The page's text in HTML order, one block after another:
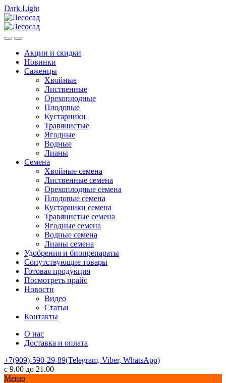
Dark Light
Skip
to
navigation
Skip
to
content
Акции и скидки
Новинки
Саженцы
Хвойные
Лиственные
Орехоплодные
Плодовые
Кустарники
Травянистые
Ягодные
Водные
Лианы
Семена
Хвойные семена
Лиственные семена
Орехоплодные семена
Плодовые семена
Кустарники семена
Травянистые семена
Ягодные семена
Водные семена
Лианы семена
Удобрения и биопрепараты
Сопутствующие товары
Готовая продукция
Посмотреть прайс
Новости
Видео
Статьи
Контакты
О нас
Доставка и оплата
+7(909)-590-29-89(Telegram, Viber, WhatsApp)
с 9.00 до 21.00
Меню